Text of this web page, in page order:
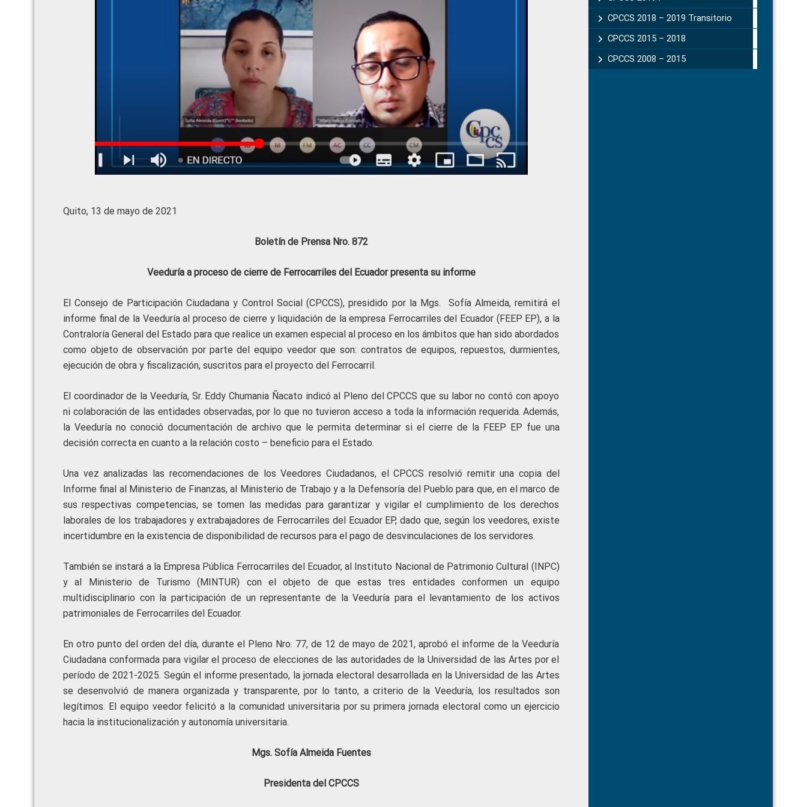
Quito, 13 de mayo de 2021
Boletín de Prensa Nro. 872
Veeduría a proceso de cierre de Ferrocarriles del Ecuador presenta su informe
El Consejo de Participación Ciudadana y Control Social (CPCCS), presidido por la Mgs. Sofía Almeida, remitirá el
informe final de la Veeduría al proceso de cierre y liquidación de la empresa Ferrocarriles del Ecuador (FEEP EP), a la
Contraloría General del Estado para que realice un examen especial al proceso en los ámbitos que han sido abordados
como objeto de observación por parte del equipo veedor que son: contratos de equipos, repuestos, durmientes,
ejecución de obra y fiscalización, suscritos para el proyecto del Ferrocarril.
El coordinador de la Veeduría, Sr. Eddy Chumania Ñacato indicó al Pleno del CPCCS que su labor no contó con apoyo
ni colaboración de las entidades observadas, por lo que no tuvieron acceso a toda la información requerida. Además,
la Veeduría no conoció documentación de archivo que le permita determinar si el cierre de la FEEP EP fue una
decisión correcta en cuanto a la relación costo – beneficio para el Estado.
Una vez analizadas las recomendaciones de los Veedores Ciudadanos, el CPCCS resolvió remitir una copia del
Informe final al Ministerio de Finanzas, al Ministerio de Trabajo y a la Defensoría del Pueblo para que, en el marco de
sus respectivas competencias, se tomen las medidas para garantizar y vigilar el cumplimiento de los derechos
laborales de los trabajadores y extrabajadores de Ferrocarriles del Ecuador EP, dado que, según los veedores, existe
incertidumbre en la existencia de disponibilidad de recursos para el pago de desvinculaciones de los servidores.
También se instará a la Empresa Pública Ferrocarriles del Ecuador, al Instituto Nacional de Patrimonio Cultural (INPC)
y al Ministerio de Turismo (MINTUR) con el objeto de que estas tres entidades conformen un equipo
multidisciplinario con la participación de un representante de la Veeduría para el levantamiento de los activos
patrimoniales de Ferrocarriles del Ecuador.
En otro punto del orden del día, durante el Pleno Nro. 77, de 12 de mayo de 2021, aprobó el informe de la Veeduría
Ciudadana conformada para vigilar el proceso de elecciones de las autoridades de la Universidad de las Artes por el
período de 2021-2025. Según el informe presentado, la jornada electoral desarrollada en la Universidad de las Artes
se desenvolvió de manera organizada y transparente, por lo tanto, a criterio de la Veeduría, los resultados son
legítimos. El equipo veedor felicitó a la comunidad universitaria por su primera jornada electoral como un ejercicio
hacia la institucionalización y autonomía universitaria.
Mgs. Sofía Almeida Fuentes
Presidenta del CPCCS
CPCCS 2018 – 2019 Transitorio
CPCCS 2015 – 2018
CPCCS 2008 – 2015